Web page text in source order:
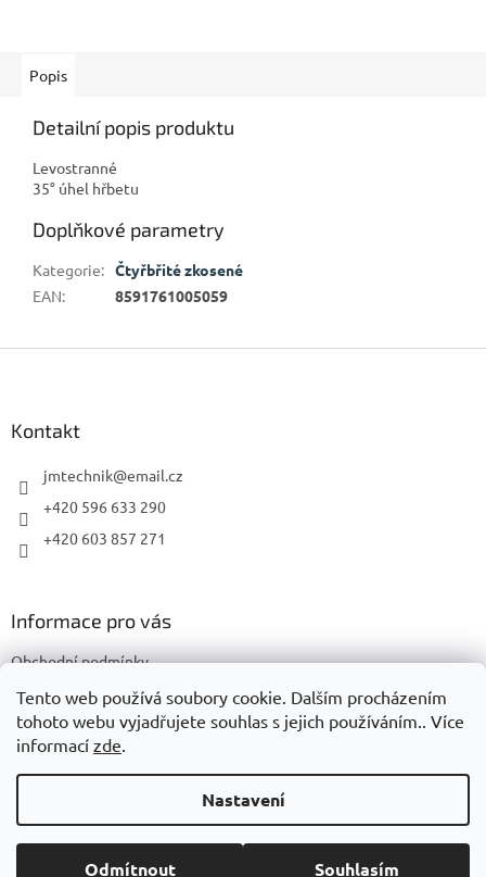
Tento web používá soubory cookie. Dalším procházením
tohoto webu vyjadřujete souhlas s jejich používáním.. Více
informací zde.
Nastavení
Odmítnout Souhlasím
Popis
Detailní popis produktu
Levostranné
35° úhel hřbetu
Doplňkové parametry
Kategorie: Čtyřbřité zkosené
EAN: 8591761005059
Kontakt
jmtechnik@email.cz
+420 596 633 290
+420 603 857 271
Informace pro vás
Obchodní podmínky
Podmínky ochrany osobních údajů
Copyright 2026JMTechnik. Všechna práva vyhrazena.Upravit